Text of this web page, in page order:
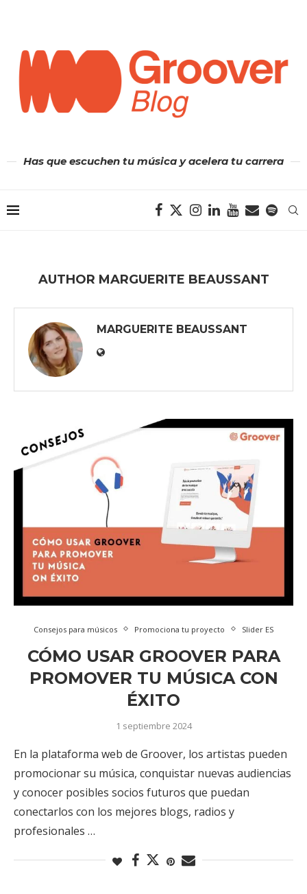
Has que escuchen tu música y acelera tu carrera
AUTHOR MARGUERITE BEAUSSANT
MARGUERITE BEAUSSANT
Consejos para músicos Promociona tu proyecto Slider ES
CÓMO USAR GROOVER PARA
PROMOVER TU MÚSICA CON
ÉXITO
1 septiembre 2024
En la plataforma web de Groover, los artistas pueden
promocionar su música, conquistar nuevas audiencias
y conocer posibles socios futuros que puedan
conectarlos con los mejores blogs, radios y
profesionales …